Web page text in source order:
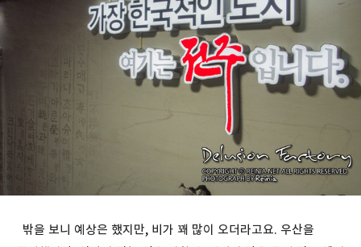
밖을 보니 예상은 했지만, 비가 꽤 많이 오더라고요. 우산을